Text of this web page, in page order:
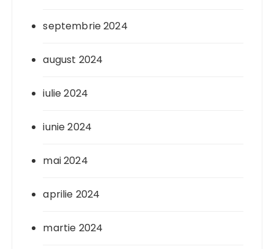
septembrie 2024
august 2024
iulie 2024
iunie 2024
mai 2024
aprilie 2024
martie 2024